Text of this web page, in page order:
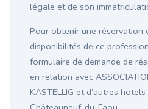
légale et de son
Pour obtenir une réservation
disponibilités de ce
formulaire de demande de
en relation avec
KASTELLIG et d’autres